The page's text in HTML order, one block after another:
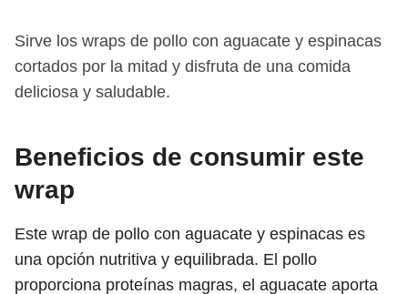
Sirve los wraps de pollo con aguacate y espinacas
cortados por la mitad y disfruta de una comida
deliciosa y saludable.
Beneficios de consumir este
wrap
Este wrap de pollo con aguacate y espinacas es
una opción nutritiva y equilibrada. El pollo
proporciona proteínas magras, el aguacate aporta